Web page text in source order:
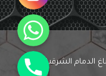
واتساب
جوال